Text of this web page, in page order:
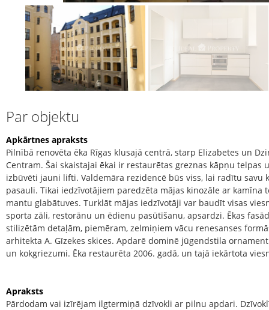
Par objektu
Apkārtnes apraksts
Pilnībā renovēta ēka Rīgas klusajā centrā, starp Elizabetes un
Centram. Šai skaistajai ēkai ir restaurētas greznas kāpņu telpas
izbūvēti jauni lifti. Valdemāra rezidencē būs viss, lai radītu savu
pasauli. Tikai iedzīvotājiem paredzēta mājas kinozāle ar kamīna
mantu glabātuves. Turklāt mājas iedzīvotāji var baudīt visas
sporta zāli, restorānu un ēdienu pasūtīšanu, apsardzi. Ēkas
stilizētām detaļām, piemēram, zelmiņiem vācu renesanses
arhitekta A. Gīzekes skices. Apdarē dominē jūgendstila
un kokgriezumi. Ēka restaurēta 2006. gadā, un tajā iekārtota
Apraksts
Pārdodam vai izīrējam ilgtermiņā dzīvokli ar pilnu apdari.